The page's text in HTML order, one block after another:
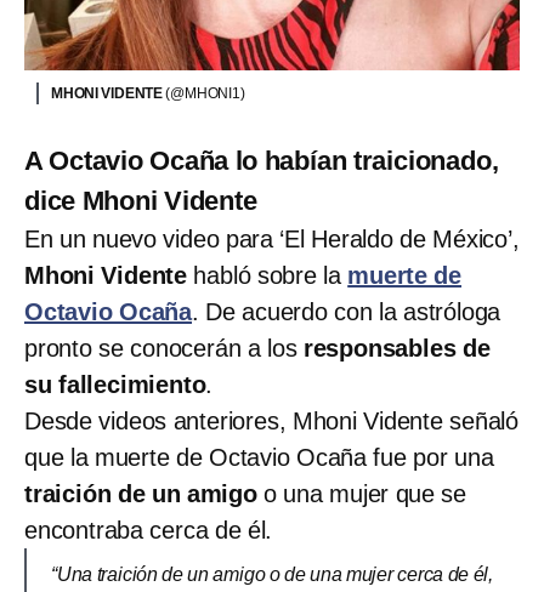
MHONI VIDENTE(@MHONI1)
A Octavio Ocaña lo habían traicionado,
dice Mhoni Vidente
En un nuevo video para ‘El Heraldo de México’,
Mhoni Vidente habló sobre la muerte de
Octavio Ocaña. De acuerdo con la astróloga
pronto se conocerán a los responsables de
su fallecimiento.
Desde videos anteriores, Mhoni Vidente señaló
que la muerte de Octavio Ocaña fue por una
traición de un amigoo una mujer que se
encontraba cerca de él.
“Una traición de un amigo o de una mujer cerca de él,